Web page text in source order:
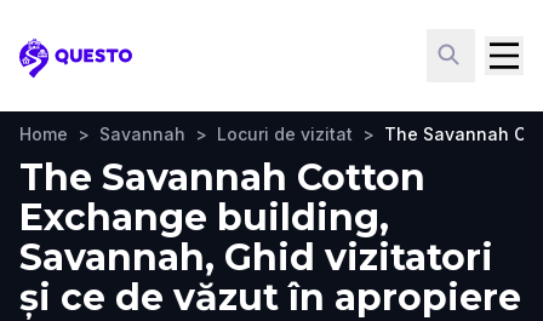
Questo
Home > Savannah > Locuri de vizitat > The Savannah
The Savannah Cotton
Exchange building,
Savannah, Ghid vizitatori
și ce de văzut în apropiere